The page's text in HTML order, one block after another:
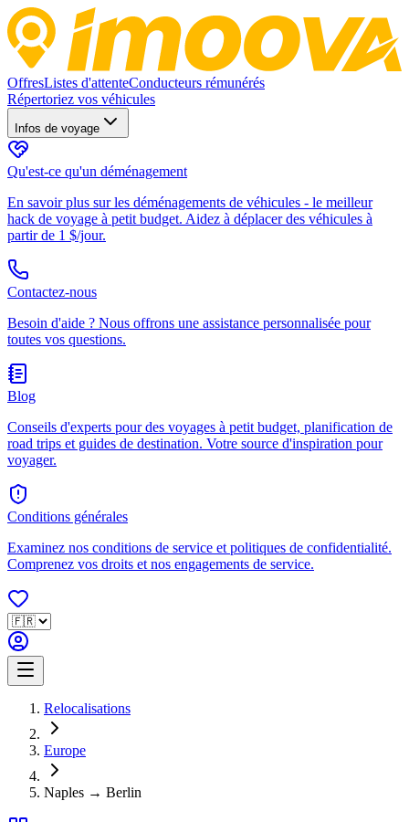
OffresListes d'attenteConducteurs rémunérés
Répertoriez vos véhicules
Infos de voyage
Qu'est-ce qu'un déménagement
En savoir plus sur les déménagements de véhicules - le meilleur
hack de voyage à petit budget. Aidez à déplacer des véhicules à
partir de 1 $/jour.
Contactez-nous
Besoin d'aide ? Nous offrons une assistance personnalisée pour
toutes vos questions.
Blog
Conseils d'experts pour des voyages à petit budget, planification de
road trips et guides de destination. Votre source d'inspiration pour
voyager.
Conditions générales
Examinez nos conditions de service et politiques de confidentialité.
Comprenez vos droits et nos engagements de service.
Relocalisations
Europe
Naples → Berlin